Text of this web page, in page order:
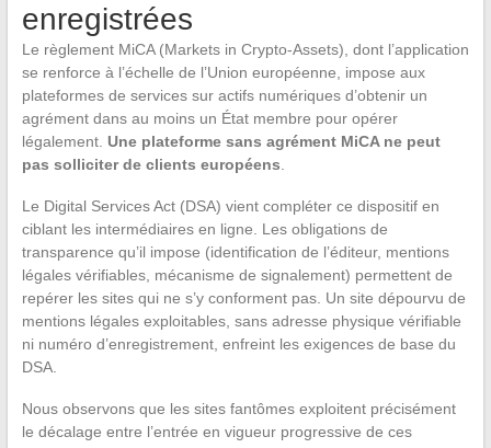
enregistrées
Le règlement MiCA (Markets in Crypto-Assets), dont l’application
se renforce à l’échelle de l’Union européenne, impose aux
plateformes de services sur actifs numériques d’obtenir un
agrément dans au moins un État membre pour opérer
légalement. Une plateforme sans agrément MiCA ne peut
pas solliciter de clients européens
Le Digital Services Act (DSA) vient compléter ce dispositif en
ciblant les intermédiaires en ligne. Les obligations de
transparence qu’il impose (identification de l’éditeur, mentions
légales vérifiables, mécanisme de signalement) permettent de
repérer les sites qui ne s’y conforment pas. Un site dépourvu de
mentions légales exploitables, sans adresse physique vérifiable
ni numéro d’enregistrement, enfreint les exigences de base du
DSA.
Nous observons que les sites fantômes exploitent précisément
le décalage entre l’entrée en vigueur progressive de ces